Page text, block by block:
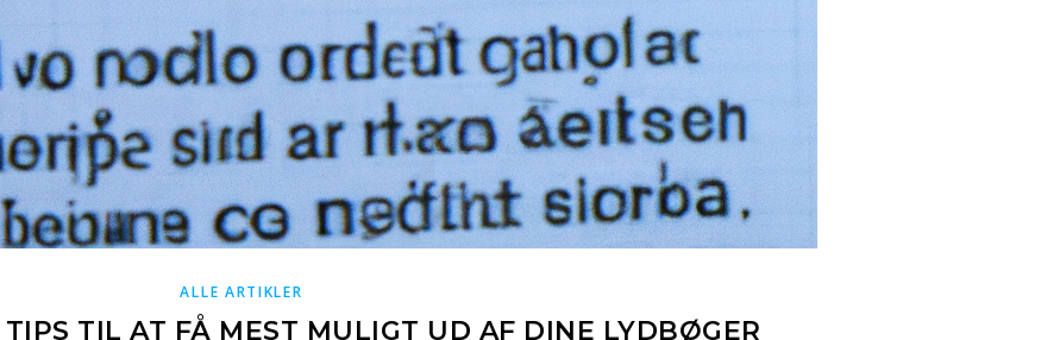
ALLE ARTIKLER
TIL AT FÅ MEST MULIGT UD AF DINE LYDBØGER